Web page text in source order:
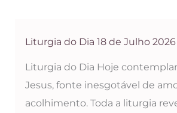
Liturgia do Dia 18 de Julho 2026
Liturgia do Dia Hoje
Jesus, fonte inesgotável de
acolhimento. Toda a liturgia